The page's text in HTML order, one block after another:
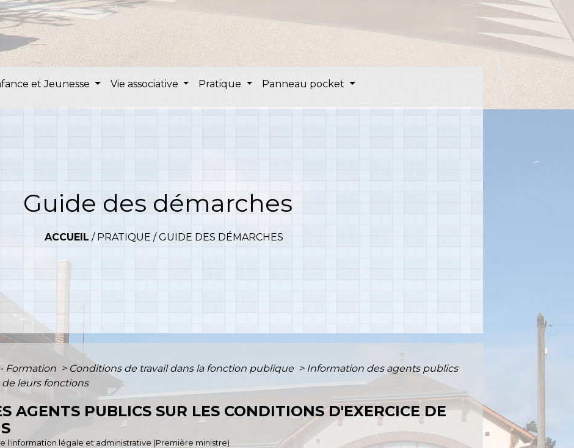
et Jeunesse Vie associative Pratique Panneau pocket
Guide des démarches
ACCUEIL / PRATIQUE /GUIDE DES DÉMARCHES
- Formation > Conditions de travail dans la fonction publique > Information des agents publics
leurs fonctions
AGENTS PUBLICS SUR LES CONDITIONS D'EXERCICE DE
l'information légale et administrative (Première ministre)